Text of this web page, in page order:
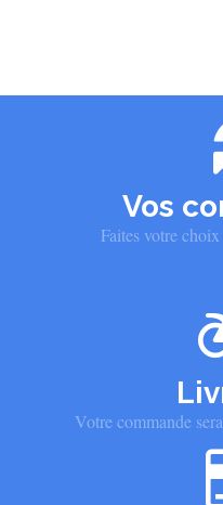
Vos
Faites votre
Votre commande